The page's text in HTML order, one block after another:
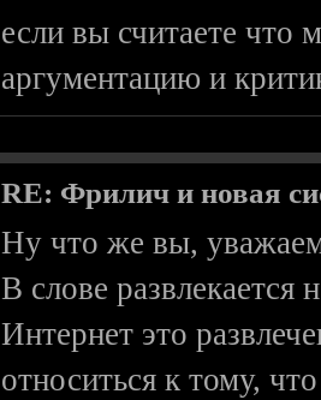
если вы считаете что
аргументацию и
RE: Фрилич и новая
Ну что же вы,
В слове развлекается
Интернет это
относиться к тому,